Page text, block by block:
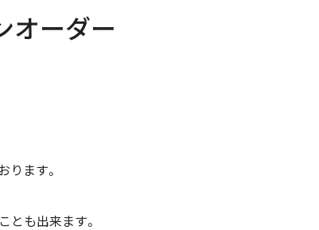
オーダー
ります。
とも出来ます。